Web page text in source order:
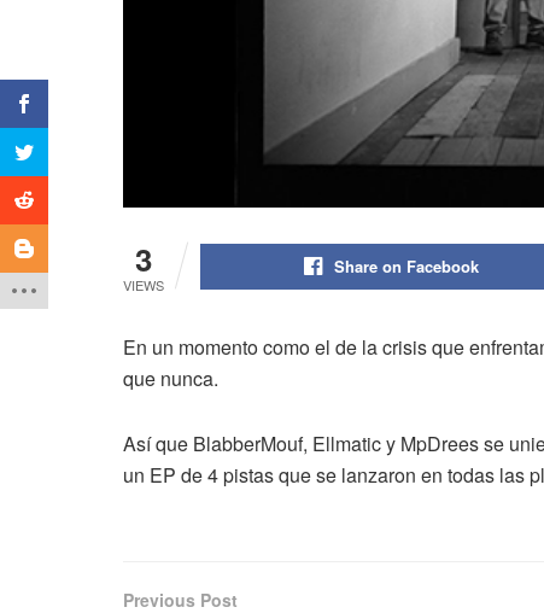
3
VIEWS
Share on Facebook
En un momento como el de la crisis que
que nunca.
Así que BlabberMouf, Ellmatic y MpDrees se
un EP de 4 pistas que se lanzaron en todas las
Previous Post